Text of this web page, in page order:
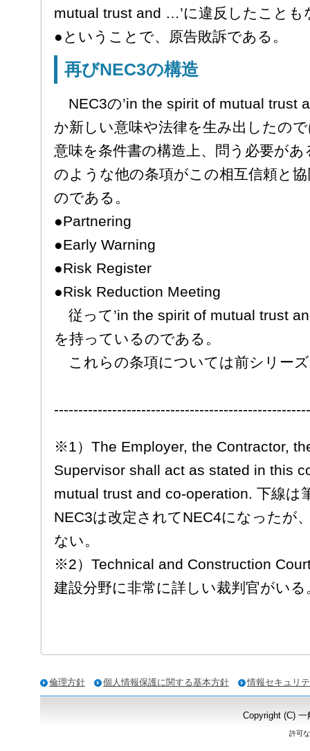
mutual trust and …’に違反したことも
●ということで、原告敗訴である。
再びNEC3の構造
NEC3の’in the spirit of mutual trust
か新しい意味や法律を生み出したの
意味を条件書の構造上、問う必要が
のような他の条項がこの相互信頼と
のである。
●Partnering
●Early Warning
●Risk Register
●Risk Reduction Meeting
従って’in the spirit of mutual trust
を持っているのである。
これらの条項については前シリー
※1）The Employer, the Contractor,
Supervisor shall act as stated in this
mutual trust and co-operation. 下線は
NEC3は改定されてNEC4になったが
ない。
※2）Technical and Construction
建設分野に非常に詳しい裁判官がいる
倫理方針 個人情報保護に関する基本方針 情報セキュリ
Copyright (C)
許可